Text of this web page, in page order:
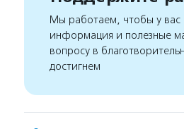
Мы работаем, чтобы у вас
информация и полезные
вопросу в
достигнем